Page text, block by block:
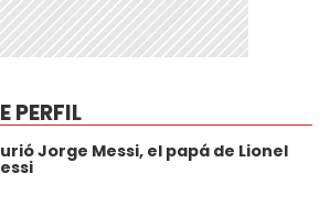
PERFIL
Jorge Messi, el papá de Lionel